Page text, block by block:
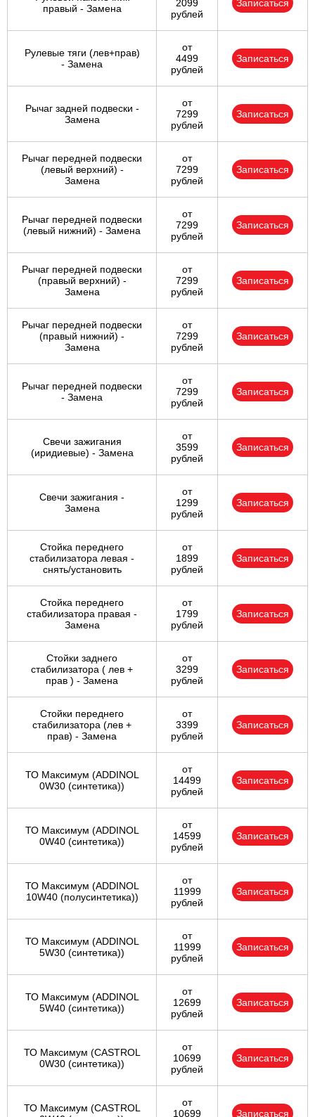
правый - Замена
2099
рублей
Записаться
Рулевые тяги (лев+прав)
- Замена
от
4499
рублей
Записаться
Рычаг задней подвески -
Замена
от
7299
рублей
Записаться
Рычаг передней подвески
(левый верхний) -
Замена
от
7299
рублей
Записаться
Рычаг передней подвески
(левый нижний) - Замена
от
7299
рублей
Записаться
Рычаг передней подвески
(правый верхний) -
Замена
от
7299
рублей
Записаться
Рычаг передней подвески
(правый нижний) -
Замена
от
7299
рублей
Записаться
Рычаг передней подвески
- Замена
от
7299
рублей
Записаться
Свечи зажигания
(иридиевые) - Замена
от
3599
рублей
Записаться
Свечи зажигания -
Замена
от
1299
рублей
Записаться
Стойка переднего
стабилизатора левая -
снять/установить
от
1899
рублей
Записаться
Стойка переднего
стабилизатора правая -
Замена
от
1799
рублей
Записаться
Стойки заднего
стабилизатора ( лев +
прав ) - Замена
от
3299
рублей
Записаться
Стойки переднего
стабилизатора (лев +
прав) - Замена
от
3399
рублей
Записаться
ТО Максимум (ADDINOL
0W30 (синтетика))
от
14499
рублей
Записаться
ТО Максимум (ADDINOL
0W40 (синтетика))
от
14599
рублей
Записаться
ТО Максимум (ADDINOL
10W40 (полусинтетика))
от
11999
рублей
Записаться
ТО Максимум (ADDINOL
5W30 (синтетика))
от
11999
рублей
Записаться
ТО Максимум (ADDINOL
5W40 (синтетика))
от
12699
рублей
Записаться
ТО Максимум (CASTROL
0W30 (синтетика))
от
10699
рублей
Записаться
ТО Максимум (CASTROL
от
10699
Записаться